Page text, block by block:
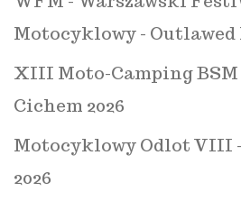
Motocyklowy - Outlawed
XIII Moto-Camping
Cichem 2026
Motocyklowy Odlot VIII -
2026